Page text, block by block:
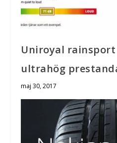
Uniroyal rainsport
ultrahög
maj 30, 2017